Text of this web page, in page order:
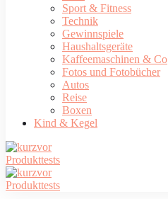
Sport & Fitness
Technik
Gewinnspiele
Haushaltsgeräte
Kaffeemaschinen & Co
Fotos und Fotobücher
Autos
Reise
Boxen
Kind & Kegel